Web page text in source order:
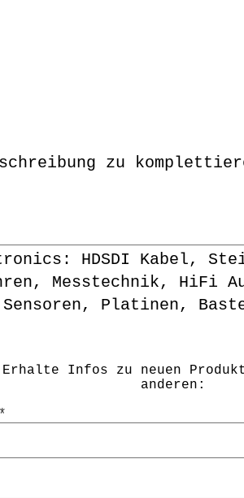
zu
HDSDI Kabel,
Messtechnik, HiFi
Sensoren, Platinen,
Erhalte Infos zu neuen
anderen: